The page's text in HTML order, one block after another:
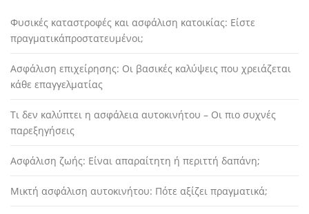
Φυσικές καταστροφές και ασφάλιση κατοικίας: Είστε
πραγματικάπροστατευμένοι;
Ασφάλιση επιχείρησης: Οι βασικές καλύψεις που χρειάζεται
κάθε επαγγελματίας
Τι δεν καλύπτει η ασφάλεια αυτοκινήτου – Οι πιο συχνές
παρεξηγήσεις
Ασφάλιση ζωής: Είναι απαραίτητη ή περιττή δαπάνη;
Μικτή ασφάλιση αυτοκινήτου: Πότε αξίζει πραγματικά;